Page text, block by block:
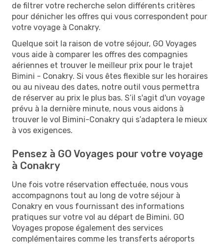
de filtrer votre recherche selon différents critères
pour dénicher les offres qui vous correspondent pour
votre voyage à Conakry.
Quelque soit la raison de votre séjour, GO Voyages
vous aide à comparer les offres des compagnies
aériennes et trouver le meilleur prix pour le trajet
Bimini - Conakry. Si vous êtes flexible sur les horaires
ou au niveau des dates, notre outil vous permettra
de réserver au prix le plus bas. S’il s'agit d'un voyage
prévu à la dernière minute, nous vous aidons à
trouver le vol Bimini-Conakry qui s’adaptera le mieux
à vos exigences.
Pensez à GO Voyages pour votre voyage
à Conakry
Une fois votre réservation effectuée, nous vous
accompagnons tout au long de votre séjour à
Conakry en vous fournissant des informations
pratiques sur votre vol au départ de Bimini. GO
Voyages propose également des services
complémentaires comme les transferts aéroports